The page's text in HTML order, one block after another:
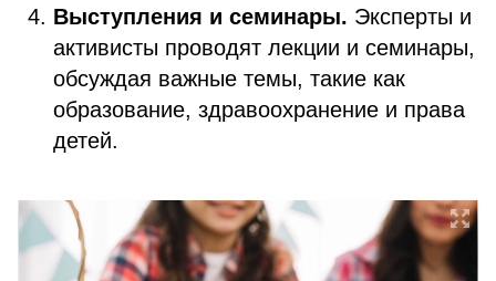
Выступления и семинары. Эксперты и
активисты проводят лекции и семинары,
обсуждая важные темы, такие как
образование, здравоохранение и права
детей.